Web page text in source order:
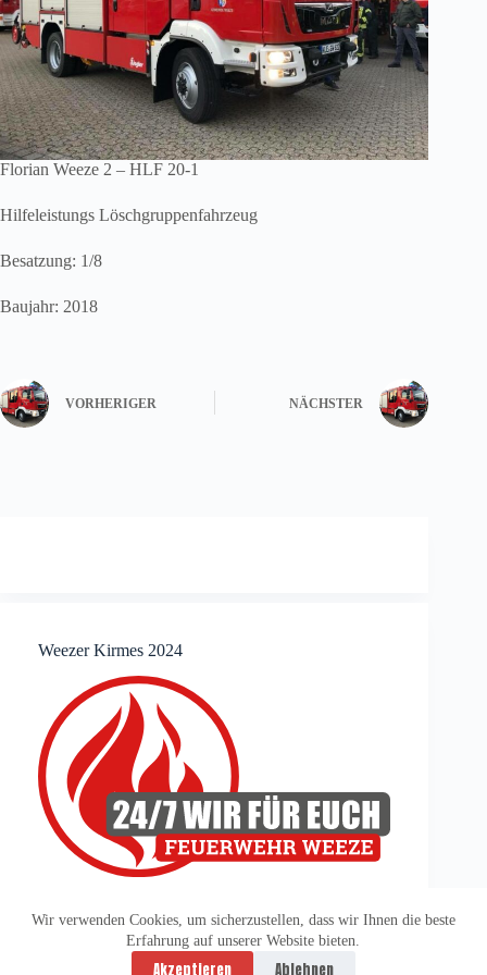
Wir verwenden Cookies, um sicherzustellen, dass wir Ihnen die beste
Erfahrung auf unserer Website bieten.
Akzeptieren Ablehnen
Florian Weeze 2 – HLF 20-1
Hilfeleistungs Löschgruppenfahrzeug
Besatzung: 1/8
Baujahr: 2018
VORHERIGER NÄCHSTER
Weezer Kirmes 2024
Datenschutzerklärung
Impressum